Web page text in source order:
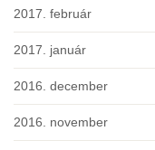
2017. február
2017. január
2016. december
2016. november